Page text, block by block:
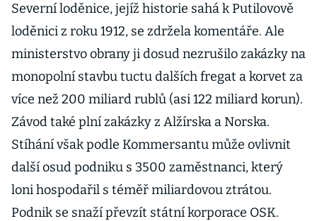
Severní loděnice, jejíž historie sahá k Putilovově
loděnici z roku 1912, se zdržela komentáře. Ale
ministerstvo obrany ji dosud nezrušilo zakázky na
monopolní stavbu tuctu dalších fregat a korvet za
více než 200 miliard rublů (asi 122 miliard korun).
Závod také plní zakázky z Alžírska a Norska.
Stíhání však podle Kommersantu může ovlivnit
další osud podniku s 3500 zaměstnanci, který
loni hospodařil s téměř miliardovou ztrátou.
Podnik se snaží převzít státní korporace OSK.